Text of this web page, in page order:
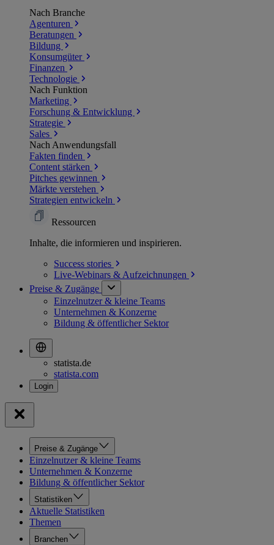
Nach Branche
Agenturen
Beratungen
Bildung
Konsumgüter
Finanzen
Technologie
Nach Funktion
Marketing
Forschung & Entwicklung
Strategie
Sales
Nach Anwendungsfall
Fakten finden
Content stärken
Pitches gewinnen
Märkte verstehen
Strategien entwickeln
Ressourcen
Inhalte, die informieren und inspirieren.
Success stories
Live-Webinars & Aufzeichnungen
Preise & Zugänge
Einzelnutzer & kleine Teams
Unternehmen & Konzerne
Bildung & öffentlicher Sektor
statista.de
statista.com
Preise & Zugänge
Einzelnutzer & kleine Teams
Unternehmen & Konzerne
Bildung & öffentlicher Sektor
Statistiken
Aktuelle Statistiken
Themen
Branchen